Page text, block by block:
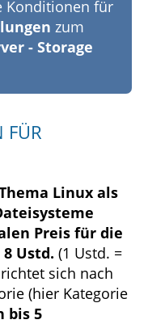
Konditionen für
zum
- Storage
FÜR
Linux als
Preis für die
Ustd. (1 Ustd. =
sich nach
(hier Kategorie
bis 5